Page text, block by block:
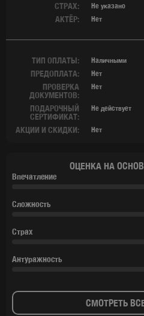
СТРАХ: Не указано
АКТЁР: Нет
ТИП ОПЛАТЫ: Наличными
ПРЕДОПЛАТА: Нет
ПРОВЕРКА
ДОКУМЕНТОВ:
Нет
ПОДАРОЧНЫЙ
СЕРТИФИКАТ:
Не действует
АКЦИИ И СКИДКИ: Нет
ОЦЕНКА НА
Впечатление
Сложность
Страх
Антуражность
СМОТРЕТЬ